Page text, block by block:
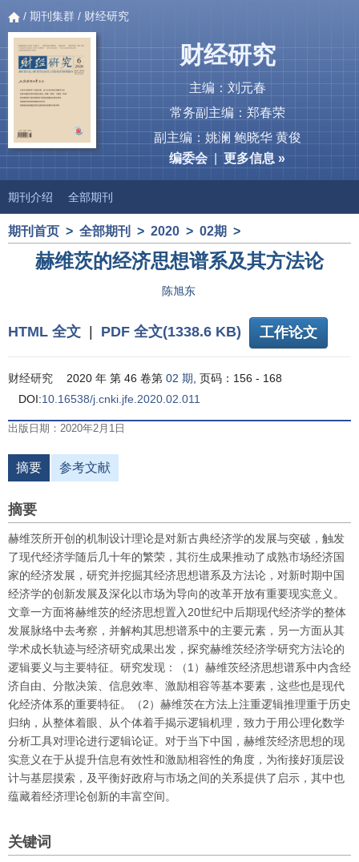
/ 期刊集群 / 财经研究
财经研究
主编：刘元春
常务副主编：郑春荣
副主编：姚澜 鲍晓华 黄俊
编委会|更多信息 »
期刊介绍 全部期刊
期刊首页 > 全部期刊 > 2020 > 02期 >
赫维茨的经济思想谱系及其方法论
陈旭东
HTML 全文 PDF 全文(1338.6 KB) 工作论文
财经研究 2020 年 第 46 卷第 02 期 , 页码：156 - 168
DOI:10.16538/j.cnki.jfe.2020.02.011
出版日期：2020年2月1日
摘要 参考文献
摘要
赫维茨所开创的机制设计理论是对新古典经济学的发展与突破，触发
了现代经济学随后几十年的繁荣，其衍生成果推动了成熟市场经济国
家的经济发展，研究并挖掘其经济思想谱系及方法论，对新时期中国
经济学的创新发展及深化以市场为导向的改革开放有重要现实意义。
文章一方面将赫维茨的经济思想置入20世纪中后期现代经济学的整体
发展脉络中去考察，并解构其思想谱系中的主要元素，另一方面从其
学术成长轨迹与经济研究成果出发，探究赫维茨经济学研究方法论的
逻辑要义与主要特征。研究发现：（1）赫维茨经济思想谱系中内含经
济自由、分散决策、信息效率、激励相容等基本要素，这些也是现代
化经济体系的重要特征。（2）赫维茨在方法上注重逻辑推理重于历史
归纳，从整体着眼、从个体着手揭示逻辑机理，致力于用公理化数学
分析工具对理论进行逻辑论证。对于当下中国，赫维茨经济思想的现
实意义在于从提升信息有效性和激励相容性的角度，为衔接好顶层设
计与基层摸索，及平衡好政府与市场之间的关系提供了启示，其中也
蕴藏着经济理论创新的丰富空间。
关键词